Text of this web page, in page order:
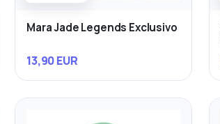
Mara Jade Legends Exclusivo
13,90 EUR